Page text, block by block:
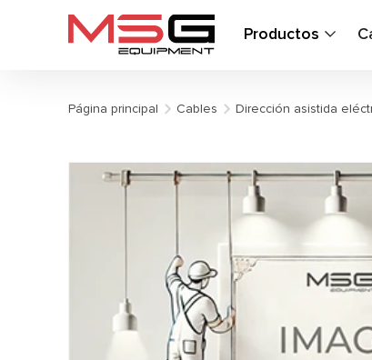
Productos
Página principal Cables Dirección asistida